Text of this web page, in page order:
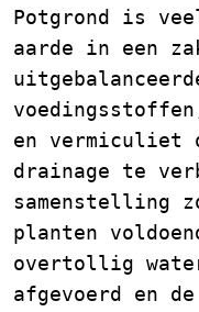
Potgrond is
aarde in een
en vermiculiet
drainage te
samenstelling
planten
overtollig water
afgevoerd en